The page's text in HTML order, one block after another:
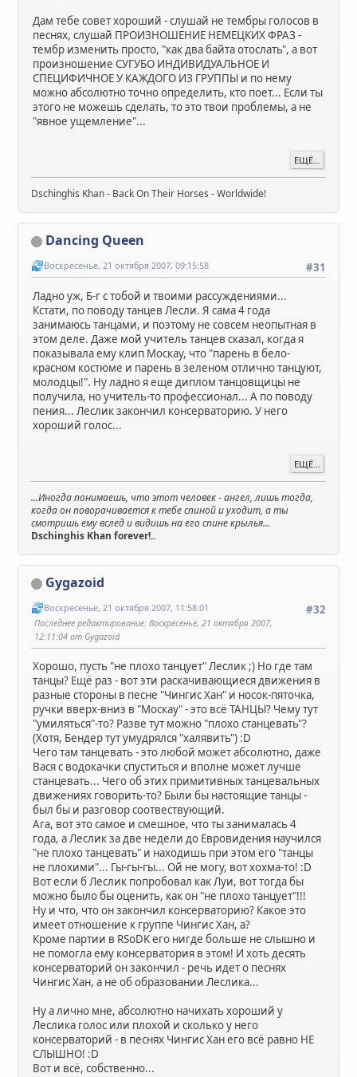
Дам тебе совет хороший - слушай не тембры голосов в
песнях, слушай ПРОИЗНОШЕНИЕ НЕМЕЦКИХ ФРАЗ -
тембр изменить просто, "как два байта отослать", а вот
произношение СУГУБО ИНДИВИДУАЛЬНОЕ И
СПЕЦИФИЧНОЕ У КАЖДОГО ИЗ ГРУППЫ и по нему
можно абсолютно точно определить, кто поет... Если ты
этого не можешь сделать, то это твои проблемы, а не
"явное ущемление"...
ЕЩЁ...
Dschinghis Khan - Back On Their Horses - Worldwide!
Dancing Queen
#31
Воскресенье, 21 октября 2007, 09:15:58
Ладно уж, Б-г с тобой и твоими рассуждениями...
Кстати, по поводу танцев Лесли. Я сама 4 года
занимаюсь танцами, и поэтому не совсем неопытная в
этом деле. Даже мой учитель танцев сказал, когда я
показывала ему клип Москау, что "парень в бело-
красном костюме и парень в зеленом отлично танцуют,
молодцы!". Ну ладно я еще диплом танцовщицы не
получила, но учитель-то профессионал... А по поводу
пения... Леслик закончил консерваторию. У него
хороший голос...
ЕЩЁ...
...Иногда понимаешь, что этот человек - ангел, лишь тогда,
когда он поворачивается к тебе спиной и уходит, а ты
смотришь ему вслед и видишь на его спине крылья...
Dschinghis Khan forever!..
Gygazoid
#32
Воскресенье, 21 октября 2007, 11:58:01
Последнее редактирование: Воскресенье, 21 октября 2007,
12:11:04 от Gygazoid
Хорошо, пусть "не плохо танцует" Леслик ;) Но где там
танцы? Ещё раз - вот эти раскачивающиеся движения в
разные стороны в песне "Чингис Хан" и носок-пяточка,
ручки вверх-вниз в "Москау" - это всё ТАНЦЫ? Чему тут
"умиляться"-то? Разве тут можно "плохо станцевать"?
(Хотя, Бендер тут умудрялся "халявить") :D
Чего там танцевать - это любой может абсолютно, даже
Вася с водокачки спуститься и вполне может лучше
станцевать... Чего об этих примитивных танцевальных
движениях говорить-то? Были бы настоящие танцы -
был бы и разговор соотвествующий.
Ага, вот это самое и смешное, что ты занималась 4
года, а Леслик за две недели до Евровидения научился
"не плохо танцевать" и находишь при этом его "танцы
не плохими"... Гы-гы-гы... Ой не могу, вот хохма-то! :D
Вот если б Леслик попробовал как Луи, вот тогда бы
можно было бы оценить, как он "не плохо танцует"!!!
Ну и что, что он закончил консерваторию? Какое это
имеет отношение к группе Чингис Хан, а?
Кроме партии в RSoDK его нигде больше не слышно и
не помогла ему консерватория в этом! И хоть десять
консерваторий он закончил - речь идет о песнях
Чингис Хан, а не об образовании Леслика...
Ну а лично мне, абсолютно начихать хороший у
Леслика голос или плохой и сколько у него
консерваторий - в песнях Чингис Хан его всё равно НЕ
СЛЫШНО! :D
Вот и всё, собственно...